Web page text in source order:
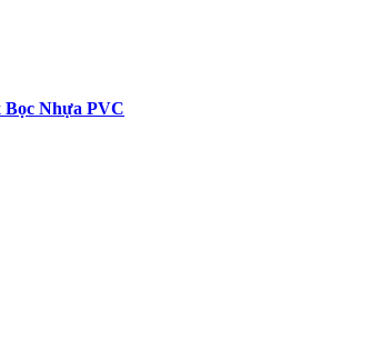
Nhựa PVC